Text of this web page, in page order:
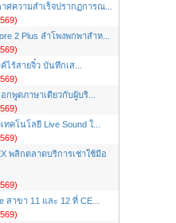
ศความสำเร็จปรากฏการณ...
2 Plus ลำโพงพกพาสำห...
ไร้สายจิ๋ว บันทึกเส...
พูดภาษาเดียวกับผู้บริ...
คโนโลยี Live Sound ใ...
พลิกตลาดบริการเช่าใช้มือ
สาขา 11 และ 12 ที่ CE...